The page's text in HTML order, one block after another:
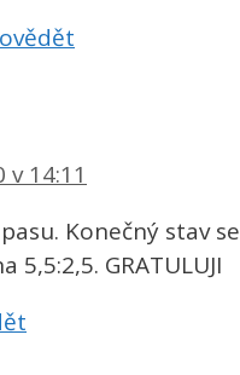
v 14:11
Konečný stav se
5,5:2,5. GRATULUJI